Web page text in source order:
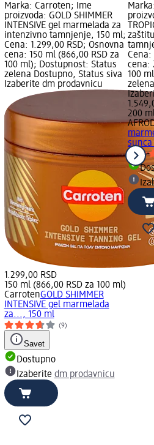
Marka: Carroten; Ime
proizvoda: GOLD SHIMMER
INTENSIVE gel marmelada za
intenzivno tamnjenje, 150 ml;
Cena: 1.299,00 RSD; Osnovna
cena: 150 ml (866,00 RSD za
100 ml); Dostupnost: Status
zelena Dostupno, Status siva
Izaberite dm prodavnicu
1.299,00 RSD
150 ml (866,00 RSD za 100 ml)
CarrotenGOLD SHIMMER
INTENSIVE gel marmelada
za..., 150 ml
(9)
Savet
Dostupno
Izaberite dm prodavnicu
Cena:
cena:
100
200